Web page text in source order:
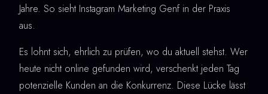
Jahre. So sieht Instagram Marketing Genf in der Praxis
aus.
Es lohnt sich, ehrlich zu prüfen, wo du aktuell stehst. Wer
heute nicht online gefunden wird, verschenkt jeden Tag
potenzielle Kunden an die Konkurrenz. Diese Lücke lässt